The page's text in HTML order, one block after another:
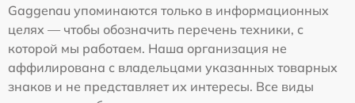
Gaggenau упоминаются только в информационных
целях — чтобы обозначить перечень техники, с
которой мы работаем. Наша организация не
аффилирована с владельцами указанных товарных
знаков и не представляет их интересы. Все виды